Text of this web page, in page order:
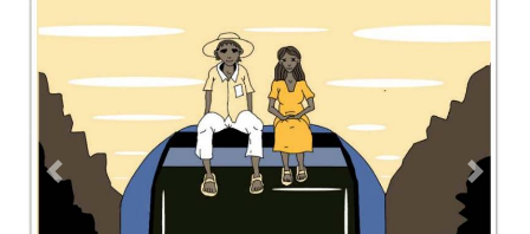
Contacto Directorio Aviso de privacidad